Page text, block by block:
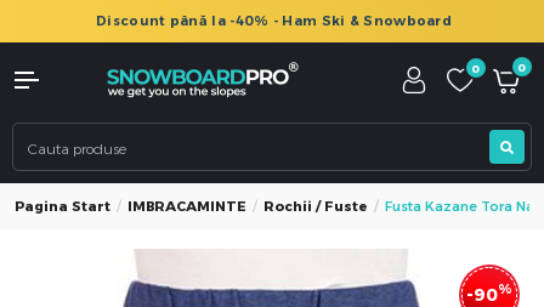
Discount până la -40% - Ham Ski & Snowboard
0 0
Pagina Start IMBRACAMINTE Rochii / Fuste Fusta Kazane Tora
-90%